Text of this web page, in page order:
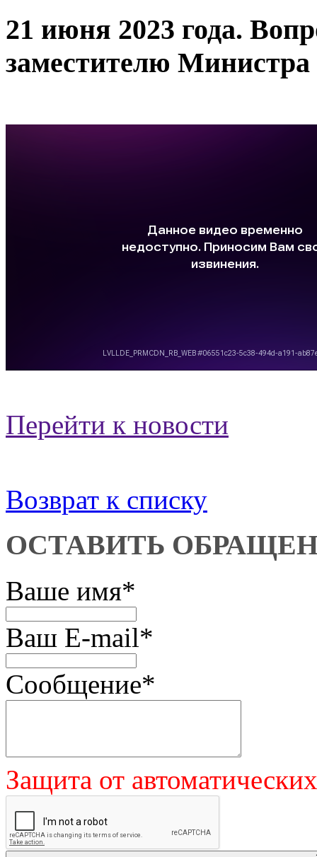
21 июня 2023 года.
заместителю
Перейти к новости
Возврат к списку
ОСТАВИТЬ
Ваше имя*
Ваш E-mail*
Сообщение*
Защита от